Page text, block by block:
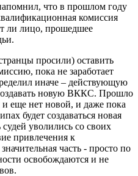
что в прошлом году
комиссия
ли лицо, прошедшее
просили) оставить
пока не заработает
иначе – действующую
новую ВККС. Прошло
и еще нет новой, и даже пока
будет создаваться новая
уволились со своих
привлечения к
часть - просто по
освобождаются и не